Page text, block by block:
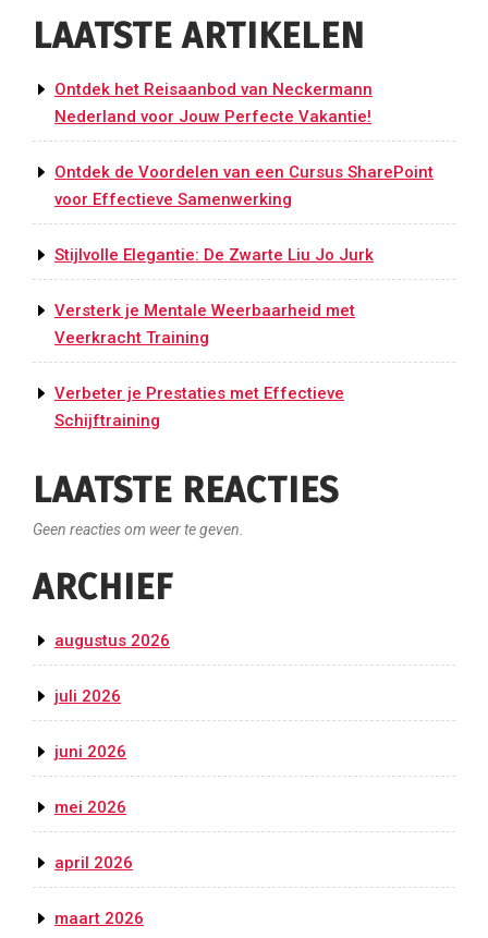
LAATSTE ARTIKELEN
Ontdek het Reisaanbod van Neckermann
Nederland voor Jouw Perfecte Vakantie!
Ontdek de Voordelen van een Cursus SharePoint
voor Effectieve Samenwerking
Stijlvolle Elegantie: De Zwarte Liu Jo Jurk
Versterk je Mentale Weerbaarheid met
Veerkracht Training
Verbeter je Prestaties met Effectieve
Schijftraining
LAATSTE REACTIES
Geen reacties om weer te geven.
ARCHIEF
augustus 2026
juli 2026
juni 2026
mei 2026
april 2026
maart 2026